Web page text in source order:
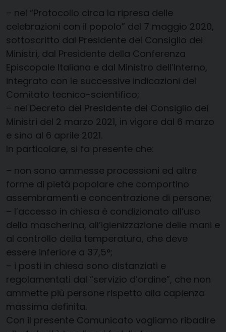
– nel “Protocollo circa la ripresa delle
celebrazioni con il popolo” del 7 maggio 2020,
sottoscritto dal Presidente del Consiglio dei
Ministri, dal Presidente della Conferenza
Episcopale Italiana e dal Ministro dell’Interno,
integrato con le successive indicazioni del
Comitato tecnico-scientifico;
– nel Decreto del Presidente del Consiglio dei
Ministri del 2 marzo 2021, in vigore dal 6 marzo
e sino al 6 aprile 2021.
In particolare, si fa presente che:
– non sono ammesse processioni ed altre
forme di pietà popolare che comportino
assembramenti e concentrazione di persone;
– l’accesso in chiesa è condizionato all’uso
della mascherina, all’igienizzazione delle mani e
al controllo della temperatura, che deve
essere inferiore a 37,5°;
– i posti in chiesa sono distanziati e
regolamentati dal “servizio d’ordine”, che non
ammette più persone rispetto alla capienza
massima definita.
Con il presente Comunicato vogliamo ribadire